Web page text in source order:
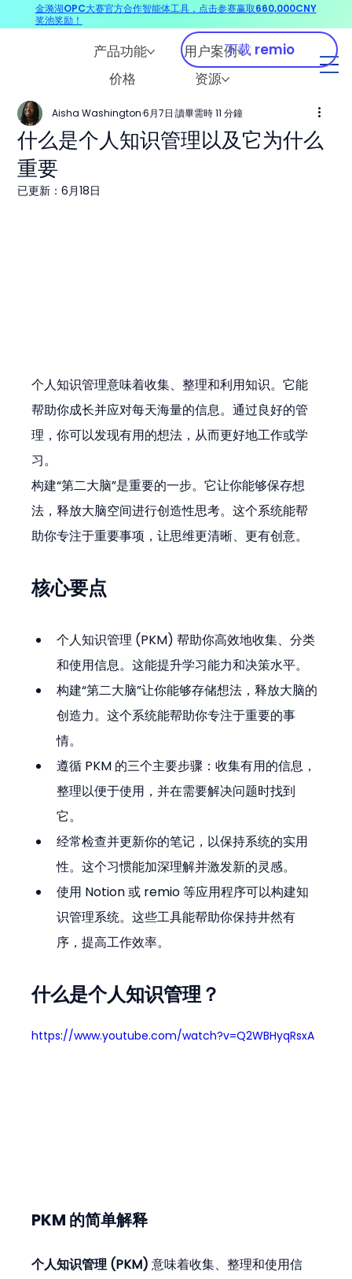
产品功能
用户案例
价格
资源
下载 remio
什么是个人知识管理以及它为什么
重要
Aisha Washington 6月7日 讀畢需時 11 分鐘
已更新：6月18日
个人知识管理意味着收集、整理和利用知识。它能
帮助你成长并应对每天海量的信息。通过良好的管
理，你可以发现有用的想法，从而更好地工作或学
习。
构建“第二大脑”是重要的一步。它让你能够保存想
法，释放大脑空间进行创造性思考。这个系统能帮
助你专注于重要事项，让思维更清晰、更有创意。
核心要点
个人知识管理 (PKM) 帮助你高效地收集、分类
和使用信息。这能提升学习能力和决策水平。
构建“第二大脑”让你能够存储想法，释放大脑的
创造力。这个系统能帮助你专注于重要的事
情。
遵循 PKM 的三个主要步骤：收集有用的信息，
整理以便于使用，并在需要解决问题时找到
它。
经常检查并更新你的笔记，以保持系统的实用
性。这个习惯能加深理解并激发新的灵感。
使用 Notion 或 remio 等应用程序可以构建知
识管理系统。这些工具能帮助你保持井然有
序，提高工作效率。
什么是个人知识管理？
https://www.youtube.com/watch?v=Q2WBHyqRsxA
PKM 的简单解释
个人知识管理 (PKM) 意味着收集、整理和使用信
金漪湖OPC大赛官方合作智能体工具，点击参赛赢取660,000CNY
奖池奖励！